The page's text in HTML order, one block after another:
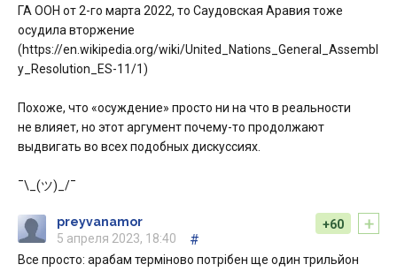
ГА ООН от 2-го марта 2022, то Саудовская Аравия тоже
осудила вторжение
(https://en.wikipedia.org/wiki/United_Nations_General_Assembl
y_Resolution_ES-11/1)
Похоже, что «осуждение» просто ни на что в реальности
не влияет, но этот аргумент почему-то продолжают
выдвигать во всех подобных дискуссиях.
¯\_(ツ)_/¯
+
+60
preyvanamor
5 апреля 2023, 18:40
#
Все просто: арабам терміново потрібен ще один трильйон